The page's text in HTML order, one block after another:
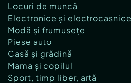
Locuri de muncă
Electronice și electrocasnice
Modă și frumusețe
Piese auto
Casă și grădină
Mama și copilul
Sport, timp liber, artă